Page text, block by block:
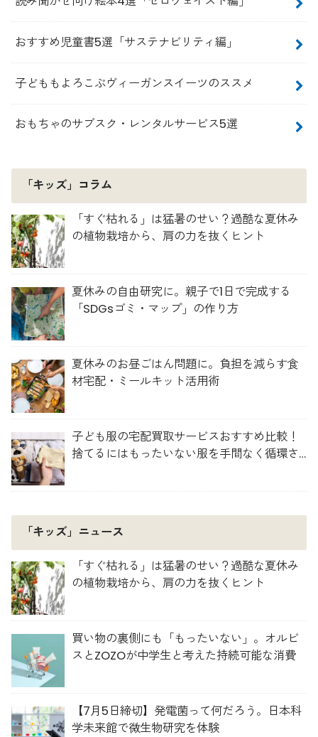
おすすめ児童書5選「サステナビリティ編」
子どももよろこぶヴィーガンスイーツのススメ
おもちゃのサブスク・レンタルサービス5選
「キッズ」コラム
「すぐ枯れる」は猛暑のせい？過酷な夏休み
の植物栽培から、肩の力を抜くヒント
夏休みの自由研究に。親子で1日で完成する
「SDGsゴミ・マップ」の作り方
夏休みのお昼ごはん問題に。負担を減らす食
材宅配・ミールキット活用術
子ども服の宅配買取サービスおすすめ比較！
捨てるにはもったいない服を手間なく循環さ
「キッズ」ニュース
「すぐ枯れる」は猛暑のせい？過酷な夏休み
の植物栽培から、肩の力を抜くヒント
買い物の裏側にも「もったいない」。オルビ
スとZOZOが中学生と考えた持続可能な消費
【7月5日締切】発電菌って何だろう。日本科
学未来館で微生物研究を体験